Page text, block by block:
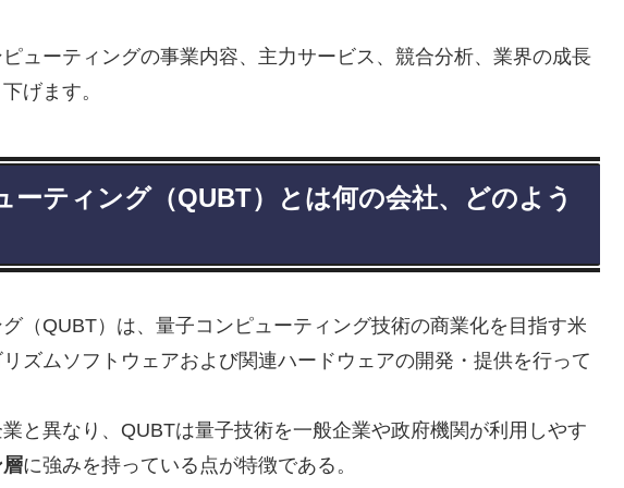
ューティングの事業内容、主力サービス、競合分析、業界の成長
げます。
ーティング（QUBT）とは何の会社、どのよう
（QUBT）は、量子コンピューティング技術の商業化を目指す米
ズムソフトウェアおよび関連ハードウェアの開発・提供を行って
と異なり、QUBTは量子技術を一般企業や政府機関が利用しやす
に強みを持っている点が特徴である。